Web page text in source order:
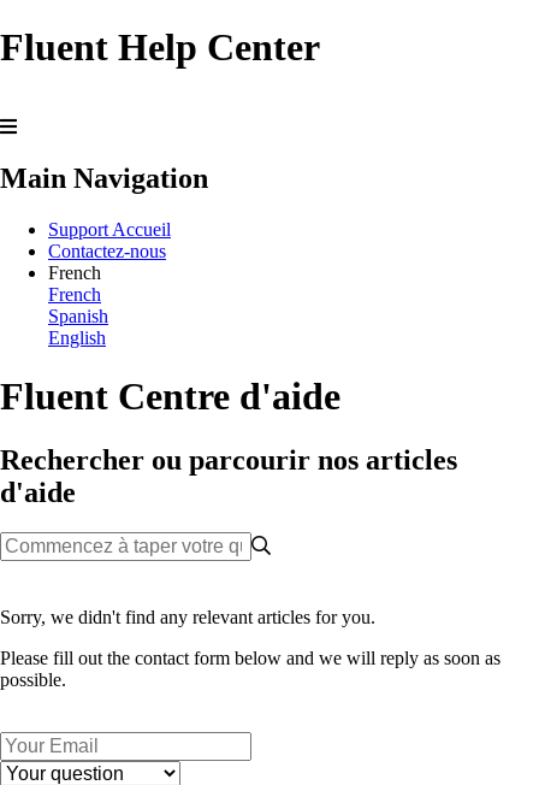
Fluent Help Center
Main Navigation
Support Accueil
Contactez-nous
French
French
Spanish
English
Fluent Centre d'aide
Rechercher ou parcourir nos articles
d'aide
Sorry, we didn't find any relevant articles for you.
Please fill out the contact form below and we will reply as soon as
possible.